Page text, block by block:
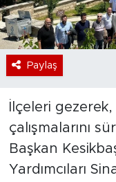
Paylaş
İlçeleri
çalışmalarını
Başkan
Yardımcıları
Magazin
Dünya
Sektör